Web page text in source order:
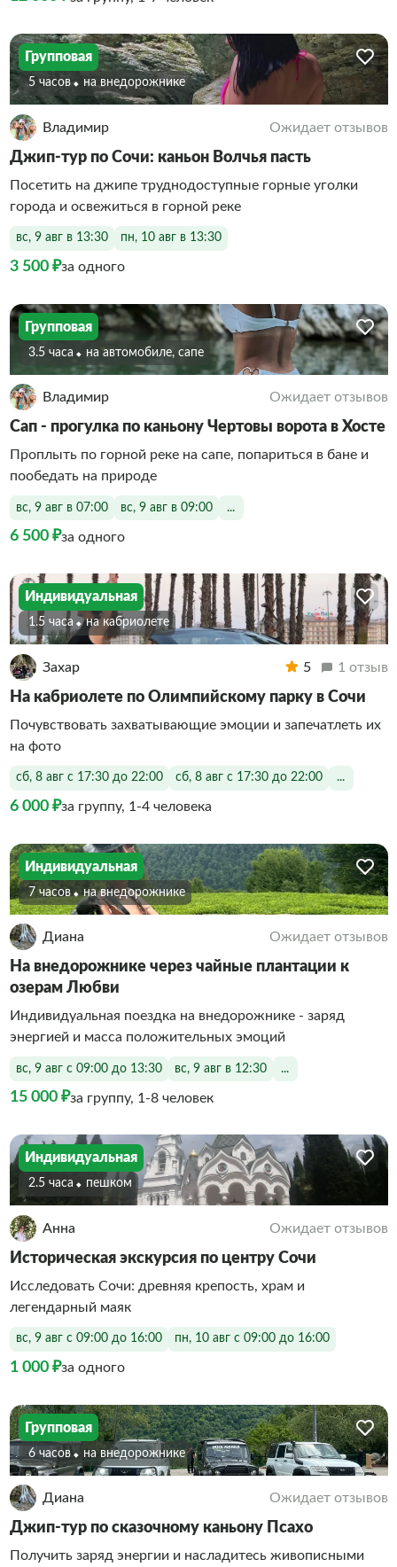
Групповая
5 часов На внедорожнике
Владимир Ожидает отзывов
Джип-тур по Сочи: каньон Волчья пасть
Посетить на джипе труднодоступные горные уголки
города и освежиться в горной реке
вс, 9 авг в 13:30 пн, 10 авг в 13:30
3 500 ₽за одного
Групповая
3.5 часа На автомобиле, сапе
Владимир Ожидает отзывов
Сап - прогулка по каньону Чертовы ворота в Хосте
Проплыть по горной реке на сапе, попариться в бане и
пообедать на природе
вс, 9 авг в 07:00 вс, 9 авг в 09:00 ...
6 500 ₽за одного
Индивидуальная
1.5 часа На кабриолете
Захар 5 1 отзыв
На кабриолете по Олимпийскому парку в Сочи
Почувствовать захватывающие эмоции и запечатлеть их
на фото
сб, 8 авг с 17:30 до 22:00 сб, 8 авг с 17:30 до 22:00 ...
6 000 ₽за группу, 1-4 человека
Индивидуальная
7 часов На внедорожнике
Диана Ожидает отзывов
На внедорожнике через чайные плантации к
озерам Любви
Индивидуальная поездка на внедорожнике - заряд
энергией и масса положительных эмоций
вс, 9 авг с 09:00 до 13:30 вс, 9 авг в 12:30 ...
15 000 ₽за группу, 1-8 человек
Индивидуальная
2.5 часа Пешком
Анна Ожидает отзывов
Историческая экскурсия по центру Сочи
Исследовать Сочи: древняя крепость, храм и
легендарный маяк
вс, 9 авг с 09:00 до 16:00 пн, 10 авг с 09:00 до 16:00
1 000 ₽за одного
Групповая
6 часов На внедорожнике
Диана Ожидает отзывов
Джип-тур по сказочному каньону Псахо
Получить заряд энергии и насладитесь живописными